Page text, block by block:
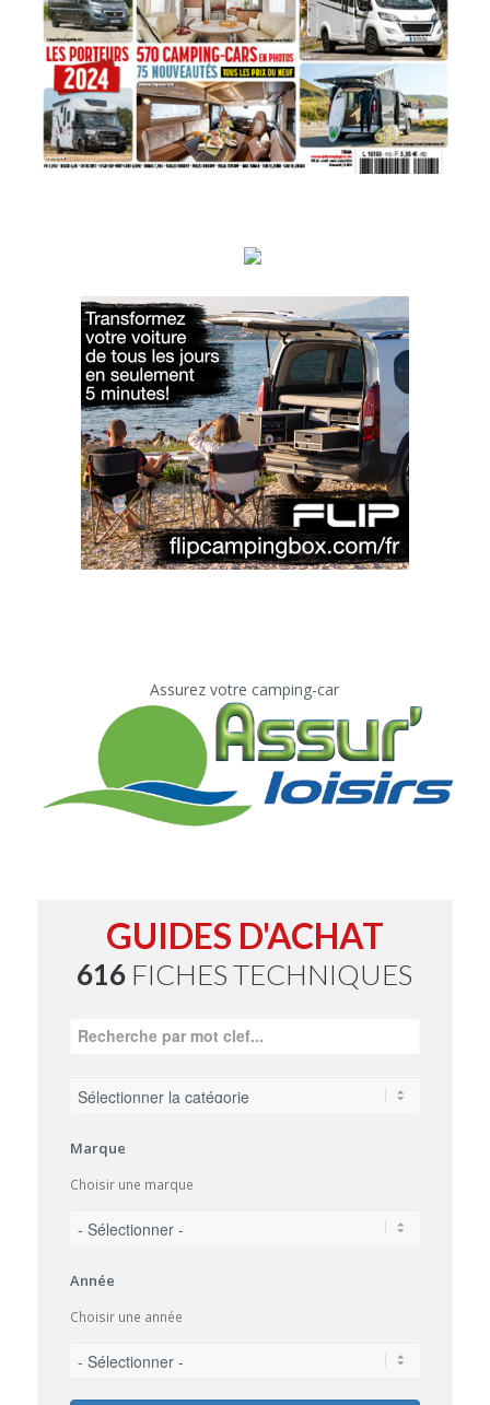
Assurez votre camping-car
GUIDES D'ACHAT
616 FICHES TECHNIQUES
Marque
Choisir une marque
Année
Choisir une année